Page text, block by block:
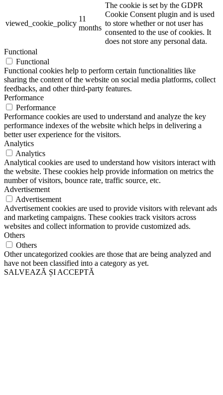
viewed_cookie_policy
11
months
The cookie is set by the GDPR
Cookie Consent plugin and is used
to store whether or not user has
consented to the use of cookies. It
does not store any personal data.
Functional
Functional
Functional cookies help to perform certain functionalities like
sharing the content of the website on social media platforms, collect
feedbacks, and other third-party features.
Performance
Performance
Performance cookies are used to understand and analyze the key
performance indexes of the website which helps in delivering a
better user experience for the visitors.
Analytics
Analytics
Analytical cookies are used to understand how visitors interact with
the website. These cookies help provide information on metrics the
number of visitors, bounce rate, traffic source, etc.
Advertisement
Advertisement
Advertisement cookies are used to provide visitors with relevant ads
and marketing campaigns. These cookies track visitors across
websites and collect information to provide customized ads.
Others
Others
Other uncategorized cookies are those that are being analyzed and
have not been classified into a category as yet.
SALVEAZĂ ȘI ACCEPTĂ